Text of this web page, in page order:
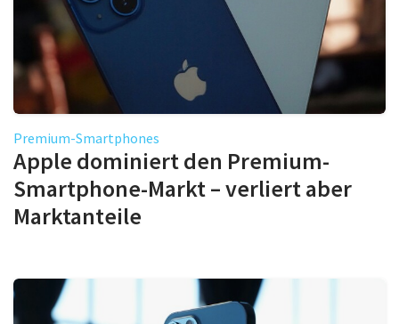
Premium-Smartphones
Apple dominiert den Premium-
Smartphone-Markt – verliert aber
Marktanteile